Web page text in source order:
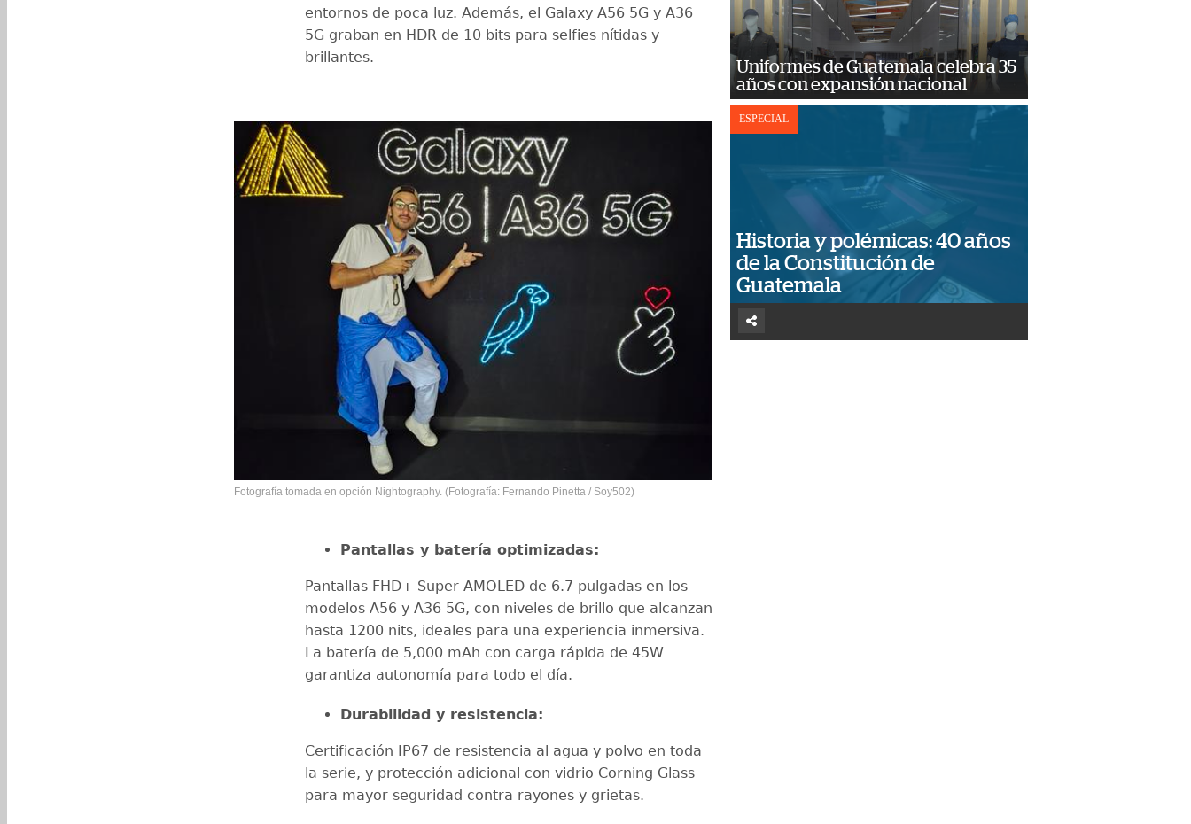
entornos de poca luz. Además, el Galaxy A56 5G y A36
5G graban en HDR de 10 bits para selfies nítidas y
brillantes.
Fotografía tomada en opción Nightography. (Fotografía: Fernando Pinetta / Soy502)
Pantallas y batería optimizadas:
Pantallas FHD+ Super AMOLED de 6.7 pulgadas en los
modelos A56 y A36 5G, con niveles de brillo que alcanzan
hasta 1200 nits, ideales para una experiencia inmersiva.
La batería de 5,000 mAh con carga rápida de 45W
garantiza autonomía para todo el día.
Durabilidad y resistencia:
Certificación IP67 de resistencia al agua y polvo en toda
la serie, y protección adicional con vidrio Corning Glass
para mayor seguridad contra rayones y grietas.
Uniformes de Guatemala celebra 35
años con expansión nacional
ESPECIAL
Historia y polémicas: 40 años
de la Constitución de
Guatemala